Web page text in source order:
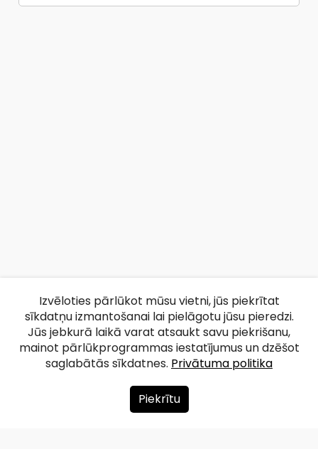
Par mums
Izvēloties pārlūkot mūsu vietni, jūs piekrītat
sīkdatņu izmantošanai lai pielāgotu jūsu pieredzi.
Jūs jebkurā laikā varat atsaukt savu piekrišanu,
mainot pārlūkprogrammas iestatījumus un dzēšot
saglabātās sīkdatnes. Privātuma politika
Piekrītu